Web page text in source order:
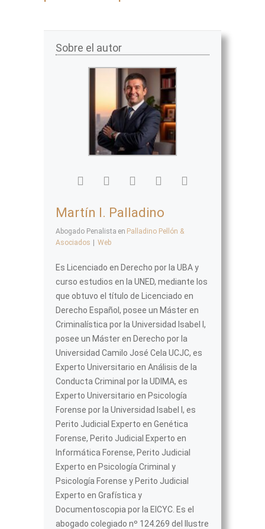
Sobre el autor
Martín I. Palladino
Abogado Penalista en Palladino Pellón &
Asociados
Web
Es Licenciado en Derecho por la UBA y
curso estudios en la UNED, mediante los
que obtuvo el título de Licenciado en
Derecho Español, posee un Máster en
Criminalística por la Universidad Isabel I,
posee un Máster en Derecho por la
Universidad Camilo José Cela UCJC, es
Experto Universitario en Análisis de la
Conducta Criminal por la UDIMA, es
Experto Universitario en Psicología
Forense por la Universidad Isabel I, es
Perito Judicial Experto en Genética
Forense, Perito Judicial Experto en
Informática Forense, Perito Judicial
Experto en Psicología Criminal y
Psicología Forense y Perito Judicial
Experto en Grafística y
Documentoscopia por la EICYC. Es el
abogado colegiado nº 124.269 del Ilustre